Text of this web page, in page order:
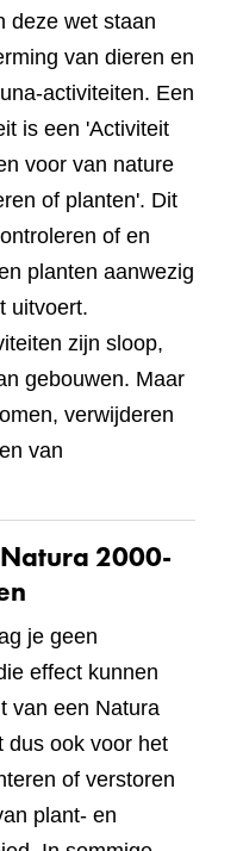
deze wet staan
van dieren en
activiteiten. Een
is een 'Activiteit
voor van nature
of planten'. Dit
of en
planten aanwezig
uitvoert.
zijn sloop,
gebouwen. Maar
verwijderen
van
2000-
je geen
effect kunnen
van een Natura
dus ook voor het
of verstoren
plant- en